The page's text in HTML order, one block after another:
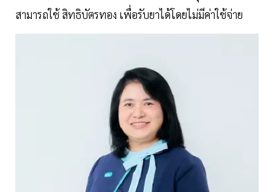
สามารถใช้ สิทธิบัตรทอง เพื่อรับยาได้โดยไม่มีค่าใช้จ่าย